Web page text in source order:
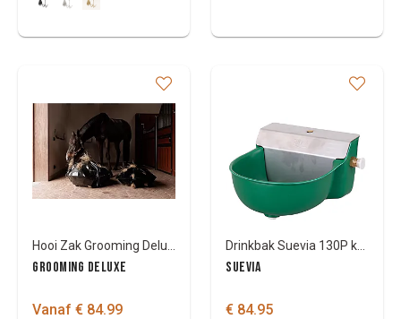
GROOMING DELUXE
Vanaf € 84.99
SUEVIA
€ 84.95